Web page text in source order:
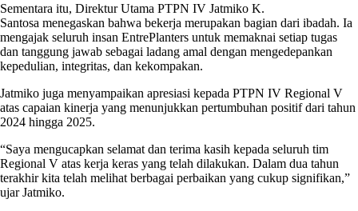
Sementara itu, Direktur Utama PTPN IV Jatmiko K.
Santosa menegaskan bahwa bekerja merupakan bagian dari ibadah. Ia
mengajak seluruh insan EntrePlanters untuk memaknai setiap tugas
dan tanggung jawab sebagai ladang amal dengan mengedepankan
kepedulian, integritas, dan kekompakan.
Jatmiko juga menyampaikan apresiasi kepada PTPN IV Regional V
atas capaian kinerja yang menunjukkan pertumbuhan positif dari tahun
2024 hingga 2025.
“Saya mengucapkan selamat dan terima kasih kepada seluruh tim
Regional V atas kerja keras yang telah dilakukan. Dalam dua tahun
terakhir kita telah melihat berbagai perbaikan yang cukup signifikan,”
ujar Jatmiko.